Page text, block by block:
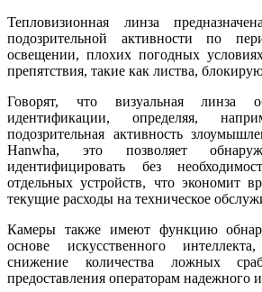
Тепловизионная линза
подозрительной активности по
освещении, плохих погодных
препятствия, такие как листва,
Говорят, что визуальная линза
идентификации, определяя,
подозрительная активность
Hanwha, это позволяет
идентифицировать без
отдельных устройств, что экономит
текущие расходы на техническое
Камеры также имеют функцию
основе искусственного
снижение количества ложных
предоставления операторам надежного